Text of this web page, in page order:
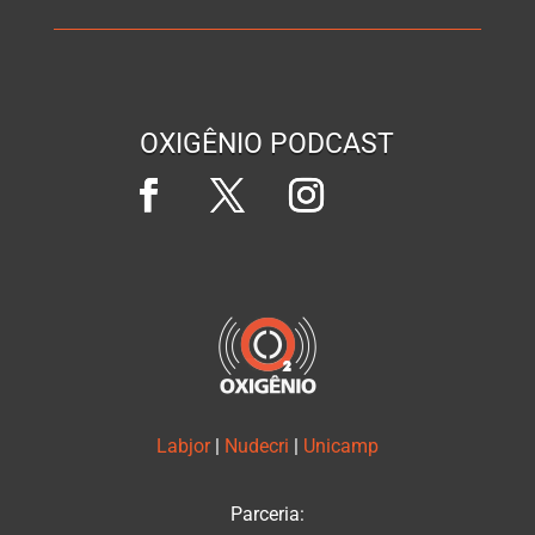
OXIGÊNIO PODCAST
Labjor | Nudecri | Unicamp
Parceria: